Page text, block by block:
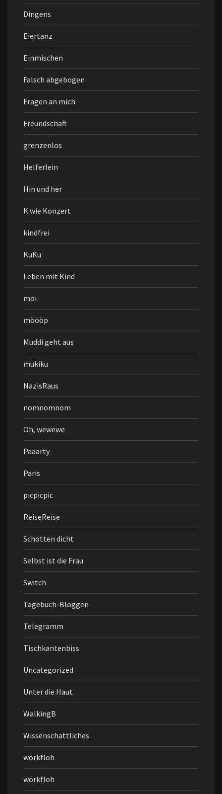
Dingens
Eiertanz
Einmischen
Falsch abgebogen
Fragen an mich
Freundschaft
grenzenlos
Helferlein
Hin und her
K wie Konzert
kindfrei
KuKu
Leben mit Kind
moi
möööp
Muddi geht aus
mukiku
NazisRaus
nomnomnom
Oh, wewewe
Paaarty
Paris
picpicpic
ReiseReise
Schotten dicht
Selbst ist die Frau
Switch
Tagebuch-Bloggen
Telegramm
Tischkantenbiss
Uncategorized
Unter die Haut
WalkingB
Wissenschattliches
wörkfloh
wörkfloh